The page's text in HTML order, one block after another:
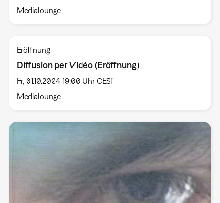
Medialounge
Eröffnung
Diffusion per Vidéo (Eröffnung)
Fr, 01.10.2004 19:00 Uhr CEST
Medialounge